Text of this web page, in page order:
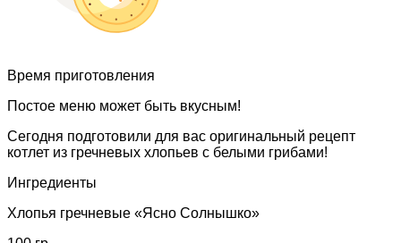
Время приготовления
Постое меню может быть вкусным!
Сегодня подготовили для вас оригинальный рецепт
котлет из гречневых хлопьев с белыми грибами!
Ингредиенты
Хлопья гречневые «Ясно Солнышко»